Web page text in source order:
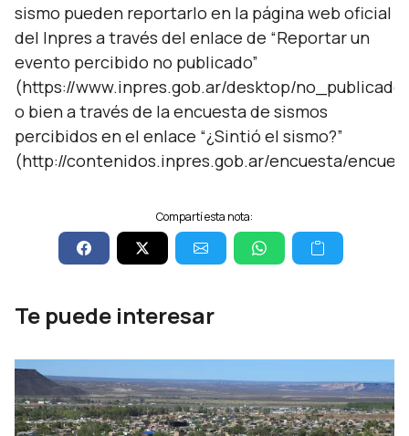
sismo pueden reportarlo en la página web oficial
del Inpres a través del enlace de “Reportar un
evento percibido no publicado”
(https://www.inpres.gob.ar/desktop/
o bien a través de la encuesta de sismos
percibidos en el enlace “¿Sintió el sismo?”
(http://contenidos.inpres.gob.ar/encuesta/
Compartí esta nota:
Te puede interesar